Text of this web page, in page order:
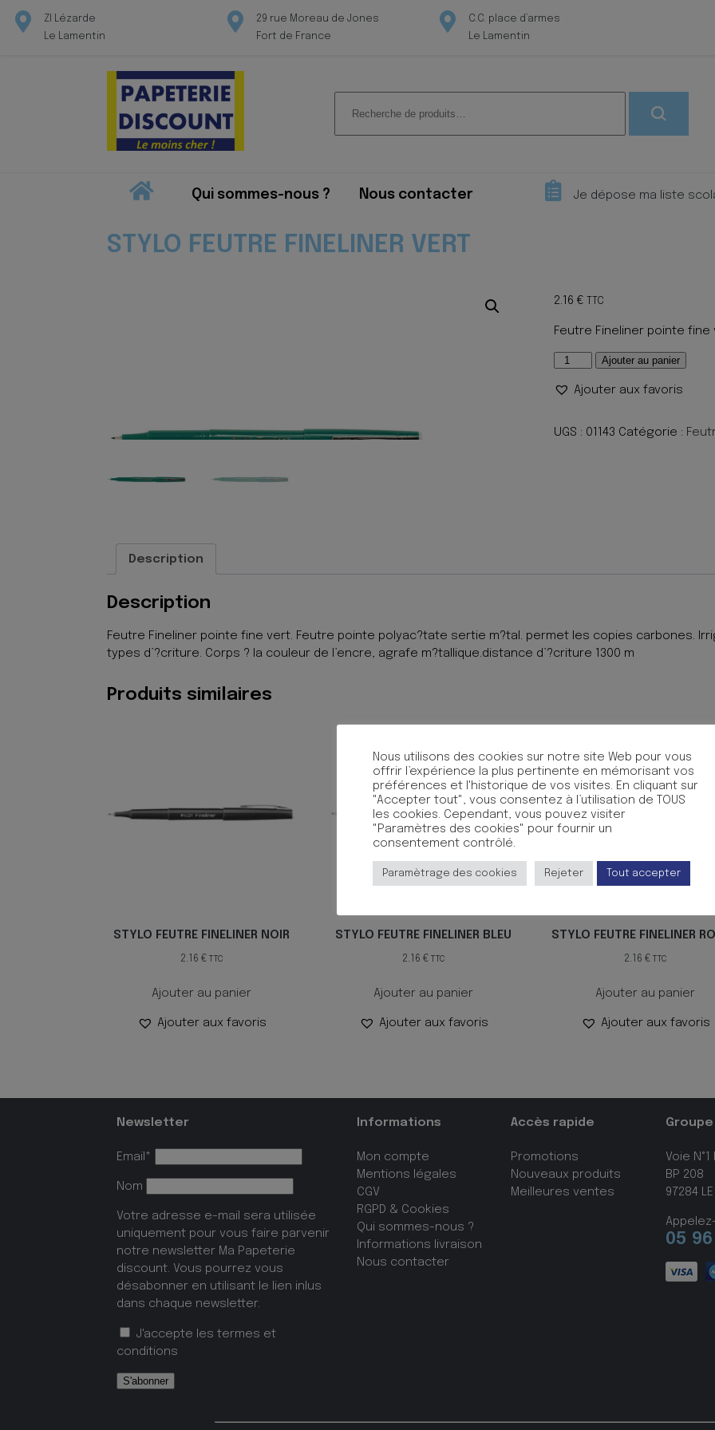
ZI Lézarde
Le Lamentin
29 rue Moreau de Jones
Fort de France
C.C. place d’armes
Le Lamentin
pour :
Qui sommes-nous ? Nous contacter Je dépose ma liste
STYLO FEUTRE FINELINER VERT
2.16 € TTC
Feutre Fineliner pointe fine
quantité
STYLO
FINELINER
Ajouter au panier
Ajouter aux favoris
UGS : 01143 Catégorie :
Description
Description
Feutre Fineliner pointe fine vert. Feutre pointe polyac?tate sertie m?tal. permet les copies carbones.
types d’?criture. Corps ? la couleur de l’encre, agrafe m?tallique.distance d’?criture 1300 m
Produits similaires
STYLO FEUTRE FINELINER NOIR
2.16 € TTC
Ajouter au panier
Ajouter aux favoris
STYLO FEUTRE FINELINER BLEU
2.16 € TTC
Ajouter au panier
Ajouter aux favoris
STYLO FEUTRE FINELINER
2.16 € TTC
Ajouter au panier
Ajouter aux favoris
Newsletter
Email*
Nom
Votre adresse e-mail sera utilisée
uniquement pour vous faire parvenir
notre newsletter Ma Papeterie
discount. Vous pourrez vous
désabonner en utilisant le lien inlus
dans chaque newsletter.
J'accepte les termes et
conditions
Informations
Mon compte
Mentions légales
CGV
RGPD & Cookies
Qui sommes-nous ?
Informations livraison
Nous contacter
Accès rapide
Promotions
Nouveaux produits
Meilleures ventes
Groupe
Voie
BP 208
97284
05 96
Nous utilisons des cookies sur notre site Web pour vous
offrir l’expérience la plus pertinente en mémorisant vos
préférences et l'historique de vos visites. En cliquant sur
"Accepter tout", vous consentez à l’utilisation de TOUS
les cookies. Cependant, vous pouvez visiter
"Paramètres des cookies" pour fournir un
consentement contrôlé.
Paramètrage des cookies Rejeter Tout accepter